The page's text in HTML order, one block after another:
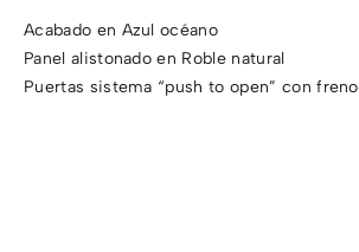
Acabado en Azul océano
Panel alistonado en Roble natural
Puertas sistema “push to open” con